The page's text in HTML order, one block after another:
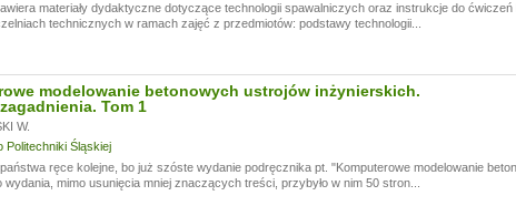
materiały dydaktyczne dotyczące technologii spawalniczych oraz instrukcje do
technicznych w ramach zajęć z przedmiotów: podstawy technologii...
modelowanie betonowych ustrojów inżynierskich.
Tom 1
W.
Politechniki Śląskiej
ręce kolejne, bo już szóste wydanie podręcznika pt. "Komputerowe modelowanie
wydania, mimo usunięcia mniej znaczących treści, przybyło w nim 50 stron...